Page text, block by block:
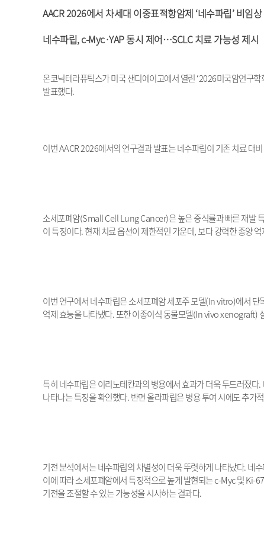
AACR 2026에서 차세대 이중표적항암제 ‘네수파립’비임
네수파립, c-Myc·YAP동시 제어…SCLC치료 가능성 제시
온코닉테라퓨틱스가 미국 샌디에이고에서 열린‘2026미국암연구학
발표했다.
이번AACR 2026에서의 연구결과 발표는 네수파립이 기존 치료 대
소세포폐암(Small Cell Lung Cancer)은 높은 증식률과 빠른 재발
이 특징이다.현재 치료 옵션이 제한적인 가운데,보다 강력한 종양
이번 연구에서 네수파립은 소세포폐암 세포주 모델(In vitro)에서 단
억제 효능을 나타냈다.또한 이종이식 동물모델(In vivo xenograft)
특히 네수파립은 이리노테칸과의 병용에서 효과가 더욱 두드러졌다.
나타나는 특징을 확인했다.반면 올라파립은 병용 투여 시에도 추가
기전 분석에서는 네수파립의 차별성이 더욱 뚜렷하게 나타났다.네
이에 따라 소세포폐암에서 특징적으로 높게 발현되는c-Myc및Ki-67
기전을 조절할 수 있는 가능성을 시사하는 결과다.